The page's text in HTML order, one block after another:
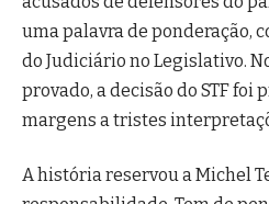
uma palavra de ponderação,
do Judiciário no Legislativo.
provado, a decisão do STF foi
margens a tristes
A história reservou a Michel